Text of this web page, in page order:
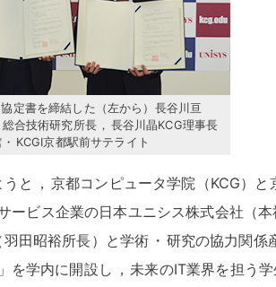
定書を締結した（左から）長谷川亘
合技術研究所長 ， 長谷川晶KCG理事長
・ KCGI京都駅前サテライト
と ， 京都コンピュータ学院（KCG）と
ービス企業の日本ユニシス株式会社（本
田昭裕所長）と学術 ・ 研究の協力関係
を学内に開設し ， 未来のIT業界を担う